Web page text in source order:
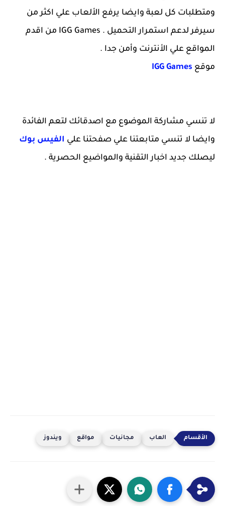
ومتطلبات كل لعبة وايضا يرفع الألعاب علي اكثر من
سيرفر لدعم استمرار التحميل . IGG Games من اقدم
المواقع علي الأنترنت وأمن جدا .
موقع IGG Games
لا تنسي مشاركة الموضوع مع اصدقائك لتعم الفائدة
وايضا لا تنسي متابعتنا علي صفحتنا علي الفيس بوك
ليصلك جديد اخبار التقنية والمواضيع الحصرية .
العاب مجانيات مواقع ويندوز